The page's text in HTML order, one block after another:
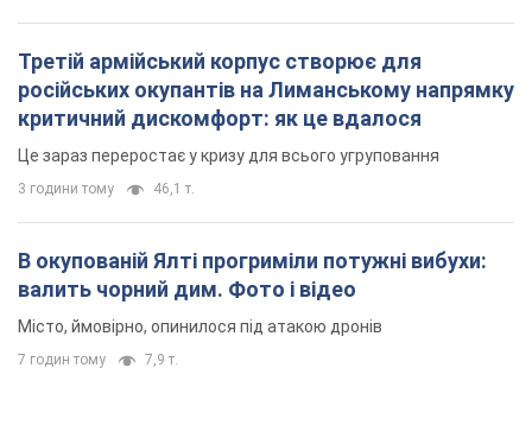
Третій армійський корпус створює для
російських окупантів на Лиманському напрямку
критичний дискомфорт: як це вдалося
Це зараз переростає у кризу для всього угруповання
3 години тому 46,1 т.
В окупованій Ялті прогриміли потужні вибухи:
валить чорний дим. Фото і відео
Місто, ймовірно, опинилося під атакою дронів
7 годин тому 7,9 т.